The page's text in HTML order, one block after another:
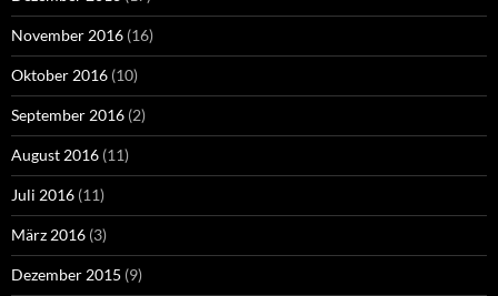
November 2016 (16)
Oktober 2016 (10)
September 2016 (2)
August 2016 (11)
Juli 2016 (11)
März 2016 (3)
Dezember 2015 (9)